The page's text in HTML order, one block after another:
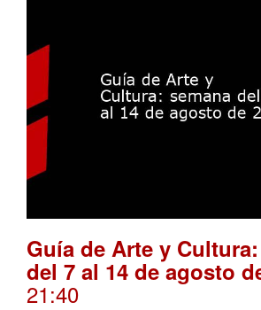
Guía de Arte y
del 7 al 14 de agosto
21:40